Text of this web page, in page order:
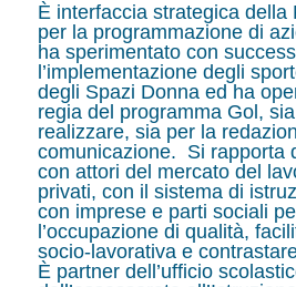
È interfaccia strategica della
per la programmazione di
ha sperimentato con
l’implementazione degli
degli Spazi Donna ed ha
regia del programma Gol,
realizzare, sia per la
comunicazione. Si rapporta
con attori del mercato del
privati, con il sistema di
con imprese e parti sociali
l’occupazione di qualità,
socio-lavorativa e
È partner dell’ufficio